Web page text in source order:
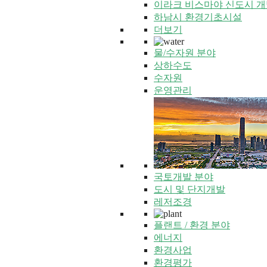
이라크 비스마야 신도시
하남시 환경기초시설
더보기
물/수자원 분야
상하수도
수자원
운영관리
국토개발 분야
도시 및 단지개발
레저조경
플랜트 / 환경 분야
에너지
환경사업
환경평가